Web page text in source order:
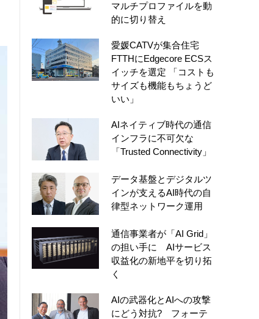
マルチプロファイルを動
的に切り替え
愛媛CATVが集合住宅
FTTHにEdgecore ECSス
イッチを選定 「コストも
サイズも機能もちょうど
いい」
AIネイティブ時代の通信
インフラに不可欠な
「Trusted Connectivity」
データ基盤とデジタルツ
インが支えるAI時代の自
律型ネットワーク運用
通信事業者が「AI Grid」
の担い手に AIサービス
収益化の新地平を切り拓
く
AIの武器化とAIへの攻撃
にどう対抗? フォーテ